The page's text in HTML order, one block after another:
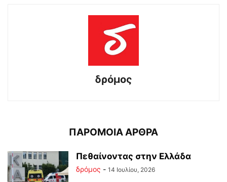
δρόμος
ΠΑΡΟΜΟΙΑ ΑΡΘΡΑ
Πεθαίνοντας στην Ελλάδα
δρόμος - 14 Ιουλίου, 2026